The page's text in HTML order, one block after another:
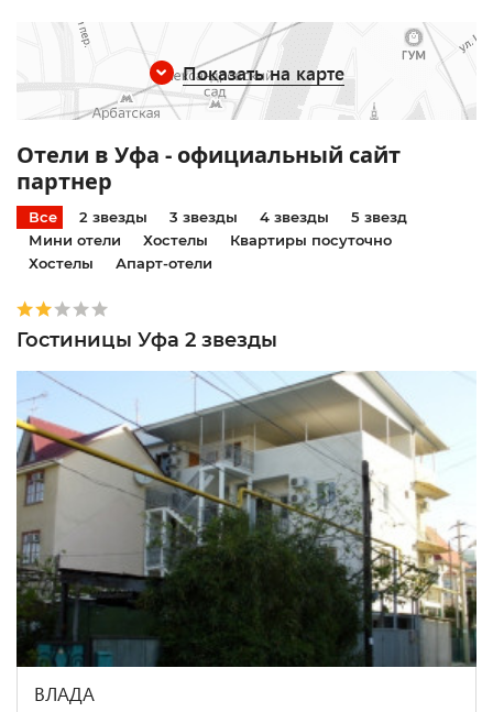
Показать на карте
Отели в Уфа - официальный сайт
партнер
Все 2 звезды 3 звезды 4 звезды
5 звезд
Мини отели
Хостелы
Квартиры посуточно
Хостелы
Апарт-отели
Гостиницы Уфа 2 звезды
ВЛАДА